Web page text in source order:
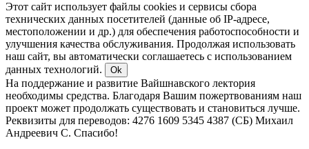
Этот сайт использует файлы cookies и сервисы сбора
технических данных посетителей (данные об IP-адресе,
местоположении и др.) для обеспечения работоспособности и
улучшения качества обслуживания. Продолжая использовать
наш сайт, вы автоматически соглашаетесь с использованием
данных технологий.
Ok
На поддержание и развитие Вайшнавского лектория
необходимы средства. Благодаря Вашим пожертвованиям наш
проект может продолжать существовать и становиться лучше.
Реквизиты для переводов: 4276 1609 5345 4387 (СБ) Михаил
Андреевич С. Спасибо!